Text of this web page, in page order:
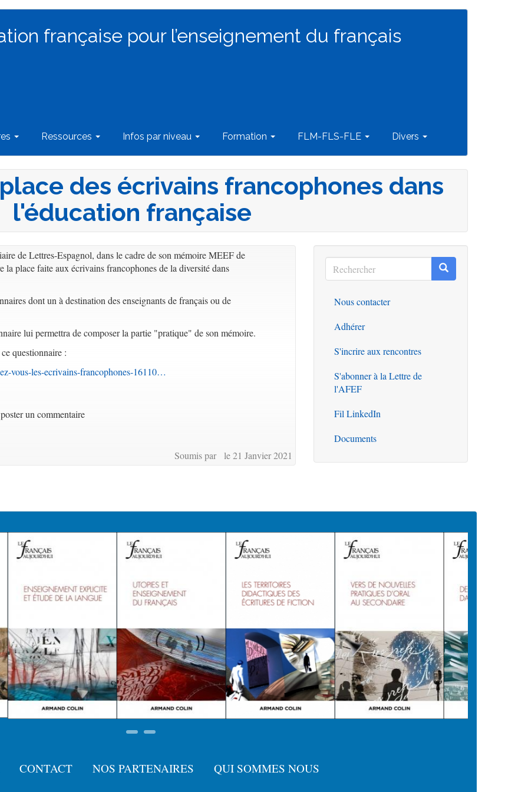
française pour l’enseignement du français
Ressources Infos par niveau Formation FLM-FLS-FLE Divers
des écrivains francophones dans
l'éducation française
de Lettres-Espagnol, dans le cadre de son mémoire MEEF de
la place faite aux écrivains francophones de la diversité dans
dont un à destination des enseignants de français ou de
lui permettra de composer la partie "pratique" de son mémoire.
questionnaire :
vous-les-ecrivains-francophones-16110…
un commentaire
Soumis par le 21 Janvier 2021
Rechercher
Rechercher Rechercher
Outils
Nous contacter
Adhérer
S'incrire aux rencontres
S'abonner à la Lettre de
l'AFEF
Fil LinkedIn
Documents
CONTACT NOS PARTENAIRES QUI SOMMES NOUS